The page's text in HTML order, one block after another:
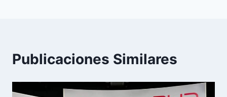
Publicaciones Similares